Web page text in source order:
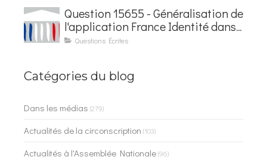
Question 15655 - Généralisation de
l'application France Identité dans
les contrôles du quotidien
Questions Écrites
Catégories du blog
Dans les médias (279)
Actualités de la circonscription (103)
Actualités à l'Assemblée Nationale(96)